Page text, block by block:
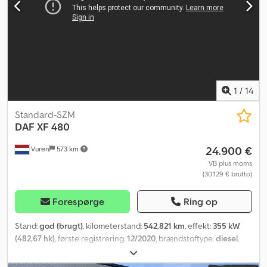
1 / 14
Vuren 573 km
Standard-SZM
DAF XF 480
24.900 €
VB plus moms
(30.129 € brutto)
Forespørge Ring op
Stand:god (brugt), kilometerstand: 542.821 km, effekt: 355 kW
(482,67 hk) , første registrering:12/2020 , brændstoftype:diesel
, akslekonfiguration:
3.800 mm, brændstof:diesel, bremser:retarder, farve:blå,